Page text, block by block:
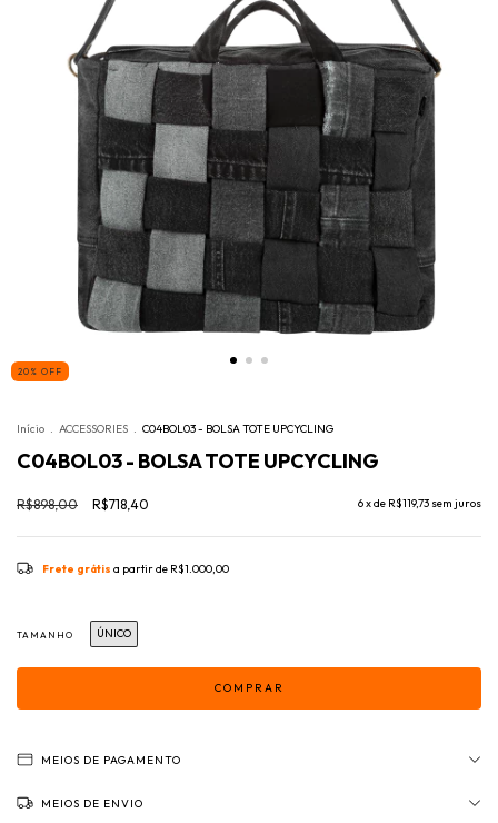
20 % OFF
Início . ACCESSORIES . C04BOL03 - BOLSA TOTE UPCYCLING
C04BOL03 - BOLSA TOTE UPCYCLING
R$898,00 R$718,40 6x de R$119,73 sem juros
Frete grátis a partir de R$1.000,00
TAMANHO ÚNICO
MEIOS DE PAGAMENTO
MEIOS DE ENVIO